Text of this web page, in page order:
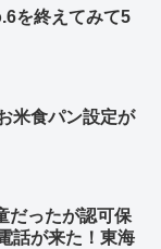
を終えてみて5
米食パン設定が
だったが認可保
話が来た！東海